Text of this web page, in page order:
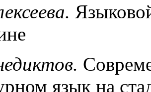
язык на